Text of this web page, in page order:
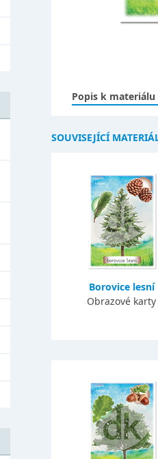
Popis k materiálu
SOUVISEJÍCÍ
Borovice lesní
Obrazové karty